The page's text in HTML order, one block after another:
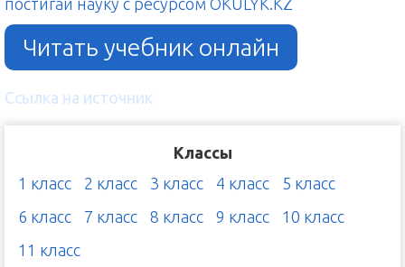
постигай науку с ресурсом OKULYK.KZ
Читать учебник онлайн
Ссылка на источник
Классы
1 класс
2 класс 3 класс 4 класс
5 класс
6 класс
7 класс 8 класс 9 класс
10 класс
11 класс